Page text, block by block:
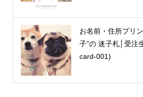
お名前・住所プリ
子”の 迷子札│受注
card-001)